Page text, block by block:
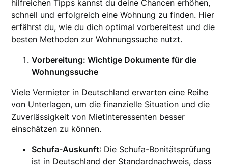
hilfreichen Tipps kannst du deine Chancen erhöhen,
schnell und erfolgreich eine Wohnung zu finden. Hier
erfährst du, wie du dich optimal vorbereitest und die
besten Methoden zur Wohnungssuche nutzt.
Vorbereitung: Wichtige Dokumente für die
Wohnungssuche
Viele Vermieter in Deutschland erwarten eine Reihe
von Unterlagen, um die finanzielle Situation und die
Zuverlässigkeit von Mietinteressenten besser
einschätzen zu können.
Schufa-Auskunft: Die Schufa-Bonitätsprüfung
ist in Deutschland der Standardnachweis, dass